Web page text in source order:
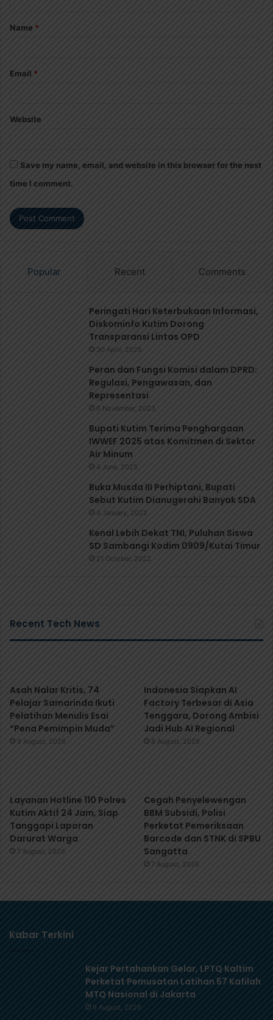
*
Name *
Email *
Website
Save my name, email, and website in this browser for the next
time I comment.
Popular Recent Comments
Peringati Hari Keterbukaan Informasi,
Diskominfo Kutim Dorong
Transparansi Lintas OPD
30 April, 2025
Peran dan Fungsi Komisi dalam DPRD:
Regulasi, Pengawasan, dan
Representasi
6 November, 2023
‎Bupati Kutim Terima Penghargaan
IWWEF 2025 atas Komitmen di Sektor
Air Minum
4 June, 2025
Buka Musda III Perhiptani, Bupati
Sebut Kutim Dianugerahi Banyak SDA
4 January, 2022
Kenal Lebih Dekat TNI, Puluhan Siswa
SD Sambangi Kodim 0909/Kutai Timur
21 October, 2022
Recent Tech News
Asah Nalar Kritis, 74
Pelajar Samarinda Ikuti
Pelatihan Menulis Esai
“Pena Pemimpin Muda”
9 August, 2026
Indonesia Siapkan AI
Factory Terbesar di Asia
Tenggara, Dorong Ambisi
Jadi Hub AI Regional
8 August, 2026
Layanan Hotline 110 Polres
Kutim Aktif 24 Jam, Siap
Tanggapi Laporan
Darurat Warga
7 August, 2026
Cegah Penyelewengan
BBM Subsidi, Polisi
Perketat Pemeriksaan
Barcode dan STNK di SPBU
Sangatta
7 August, 2026
Kabar Terkini
Kejar Pertahankan Gelar, LPTQ Kaltim
Perketat Pemusatan Latihan 57 Kafilah
MTQ Nasional di Jakarta
9 August, 2026